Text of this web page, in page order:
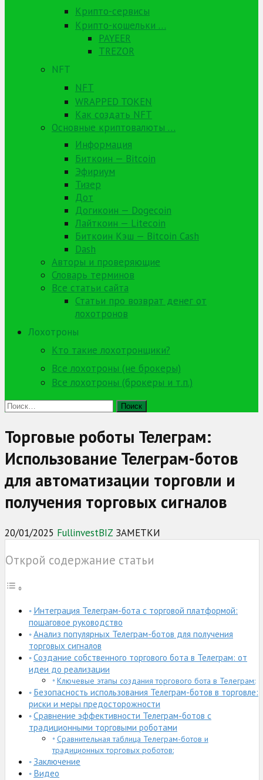
Крипто-сервисы
Крипто-кошельки …
PAYEER
TREZOR
NFT
NFT
WRAPPED TOKEN
Как создать NFT
Основные криптовалюты …
Информация
Биткоин — Bitcoin
Эфириум
Тизер
Дот
Догикоин — Dogecoin
Лайткоин — Litecoin
Биткоин Кэш — Bitcoin Cash
Dash
Авторы и проверяющие
Словарь терминов
Все статьи сайта
Статьи про возврат денег от
лохотронов
Лохотроны
Кто такие лохотронщики?
Все лохотроны (не брокеры)
Все лохотроны (брокеры и т.п.)
Найти:
Торговые роботы Телеграм:
Использование Телеграм-ботов
для автоматизации торговли и
получения торговых сигналов
20/01/2025 FullinvestBIZ ЗАМЕТКИ
Открой содержание статьи
Интеграция Телеграм-бота с торговой платформой:
пошаговое руководство
Анализ популярных Телеграм-ботов для получения
торговых сигналов
Создание собственного торгового бота в Телеграм: от
идеи до реализации
Ключевые этапы создания торгового бота в Телеграм:
Безопасность использования Телеграм-ботов в торговле:
риски и меры предосторожности
Сравнение эффективности Телеграм-ботов с
традиционными торговыми роботами
Сравнительная таблица Телеграм-ботов и
традиционных торговых роботов:
Заключение
Видео